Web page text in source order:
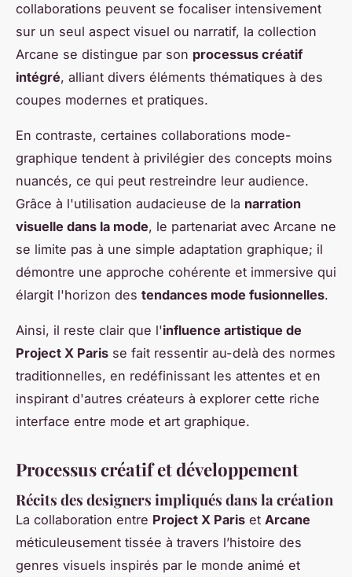
collaborations peuvent se focaliser intensivement
sur un seul aspect visuel ou narratif, la collection
Arcane se distingue par son processus créatif
intégré, alliant divers éléments thématiques à des
coupes modernes et pratiques.
En contraste, certaines collaborations mode-
graphique tendent à privilégier des concepts moins
nuancés, ce qui peut restreindre leur audience.
Grâce à l'utilisation audacieuse de la narration
visuelle dans la mode, le partenariat avec Arcane ne
se limite pas à une simple adaptation graphique; il
démontre une approche cohérente et immersive qui
élargit l'horizon des tendances mode fusionnelles.
Ainsi, il reste clair que l'influence artistique de
Project X Paris se fait ressentir au-delà des normes
traditionnelles, en redéfinissant les attentes et en
inspirant d'autres créateurs à explorer cette riche
interface entre mode et art graphique.
Processus créatif et développement
Récits des designers impliqués dans la création
La collaboration entre Project X Paris et Arcane
méticuleusement tissée à travers l’histoire des
genres visuels inspirés par le monde animé et